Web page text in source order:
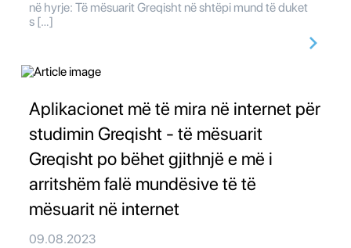
në hyrje: Të mësuarit Greqisht në shtëpi mund të duket
s […]
Aplikacionet më të mira në internet për
studimin Greqisht - të mësuarit
Greqisht po bëhet gjithnjë e më i
arritshëm falë mundësive të të
mësuarit në internet
09.08.2023